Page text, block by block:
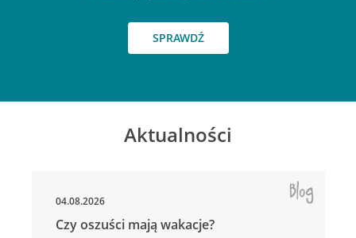
SPRAWDŹ
Aktualności
04.08.2026
Czy oszuści mają wakacje?